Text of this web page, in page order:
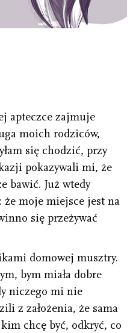
apteczce zajmuje
moich rodziców,
się chodzić, przy
pokazywali mi, że
bawić. Już wtedy
że moje miejsce jest na
się przeżywać
domowej musztry.
bym miała dobre
niczego mi nie
z założenia, że sama
chcę być, odkryć, co